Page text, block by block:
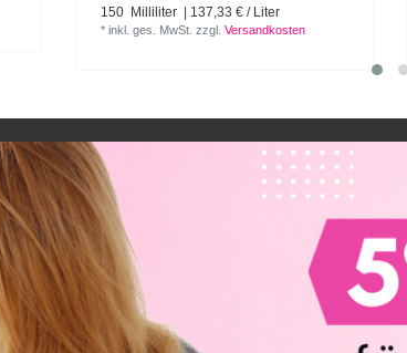
150 Milliliter | 137,33 € / Liter
*inkl. ges. MwSt. zzgl.Versandkosten